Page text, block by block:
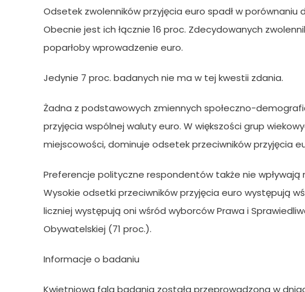
Odsetek zwolenników przyjęcia euro spadł w
Obecnie jest ich łącznie 16 proc. Zdecydowanych
poparłoby wprowadzenie euro.
Jedynie 7 proc. badanych nie ma w tej kwestii zdania.
Żadna z podstawowych zmiennych społeczno-
przyjęcia wspólnej waluty euro. W większości grup
miejscowości, dominuje odsetek przeciwników przyjęcia
Preferencje polityczne respondentów także nie
Wysokie odsetki przeciwników przyjęcia euro występują
liczniej występują oni wśród wyborców Prawa i
Obywatelskiej (71 proc.).
Informacje o badaniu
Kwietniowa fala badania została przeprowadzona w